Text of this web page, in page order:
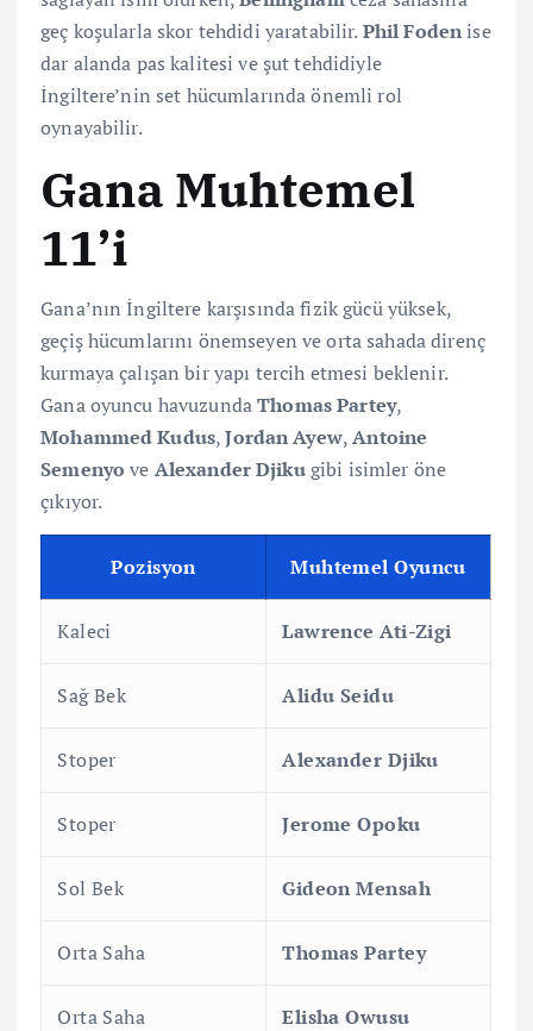
geç koşularla skor tehdidi yaratabilir.Phil Fodenise
dar alanda pas kalitesi ve şut tehdidiyle
İngiltere’nin set hücumlarında önemli rol
oynayabilir.
Gana Muhtemel
11’i
Gana’nın İngiltere karşısında fizik gücü yüksek,
geçiş hücumlarını önemseyen ve orta sahada direnç
kurmaya çalışan bir yapı tercih etmesi beklenir.
Gana oyuncu havuzundaThomas Partey,
Mohammed Kudus,Jordan Ayew,Antoine
Semenyo ve Alexander Djikugibi isimler öne
çıkıyor.
Pozisyon Muhtemel Oyuncu
Kaleci Lawrence Ati-Zigi
Sağ Bek Alidu Seidu
Stoper Alexander Djiku
Stoper Jerome Opoku
Sol Bek Gideon Mensah
Orta Saha Thomas Partey
Orta Saha Elisha Owusu